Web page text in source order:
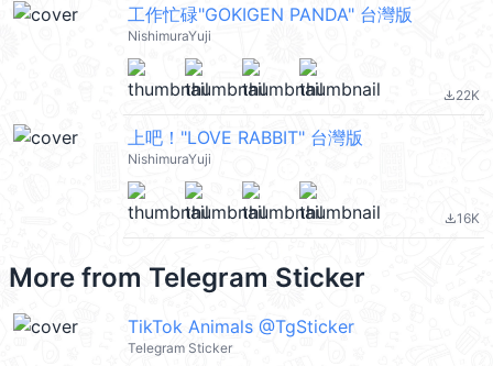
工作忙碌"GOKIGEN PANDA" 台灣版
NishimuraYuji
file_download22K
上吧！"LOVE RABBIT" 台灣版
NishimuraYuji
file_download16K
More from Telegram Sticker
TikTok Animals @TgSticker
Telegram Sticker